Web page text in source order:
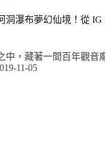
洞瀑布夢幻仙境！從
中，藏著一間百年觀音
11-05